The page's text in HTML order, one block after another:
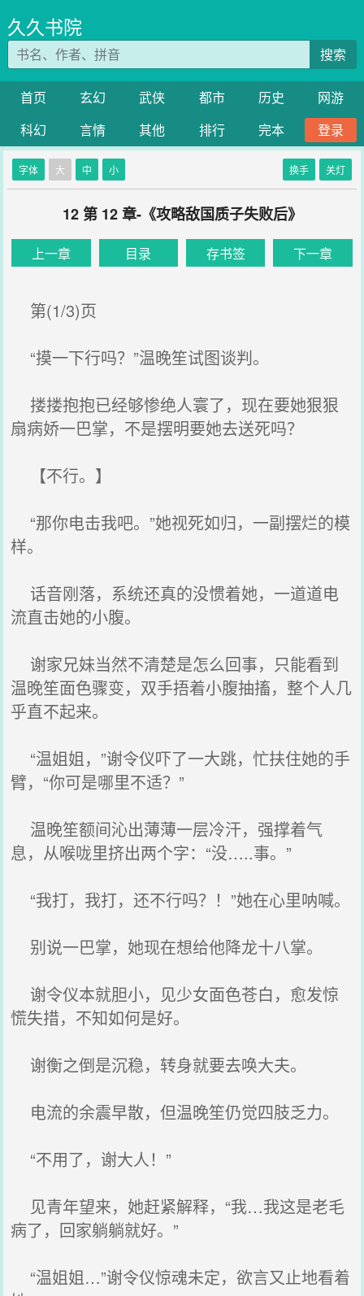
久久书院
搜索
首页 玄幻 武侠 都市 历史
网游
科幻
言情 其他 排行 完本 登录
字体 大 中 小 换手 关灯
12 第 12 章-《攻略敌国质子失败后》
上一章 目录 存书签 下一章
第(1/3)页
“摸一下行吗？”温晚笙试图谈判。
搂搂抱抱已经够惨绝人寰了，现在要她狠狠
扇病娇一巴掌，不是摆明要她去送死吗？
【不行。】
“那你电击我吧。”她视死如归，一副摆烂的模
样。
话音刚落，系统还真的没惯着她，一道道电
流直击她的小腹。
谢家兄妹当然不清楚是怎么回事，只能看到
温晚笙面色骤变，双手捂着小腹抽搐，整个人几
乎直不起来。
“温姐姐，”谢令仪吓了一大跳，忙扶住她的手
臂，“你可是哪里不适？”
温晚笙额间沁出薄薄一层冷汗，强撑着气
息，从喉咙里挤出两个字：“没…..事。”
“我打，我打，还不行吗？！”她在心里呐喊。
别说一巴掌，她现在想给他降龙十八掌。
谢令仪本就胆小，见少女面色苍白，愈发惊
慌失措，不知如何是好。
谢衡之倒是沉稳，转身就要去唤大夫。
电流的余震早散，但温晚笙仍觉四肢乏力。
“不用了，谢大人！”
见青年望来，她赶紧解释，“我…我这是老毛
病了，回家躺躺就好。”
“温姐姐…”谢令仪惊魂未定，欲言又止地看着